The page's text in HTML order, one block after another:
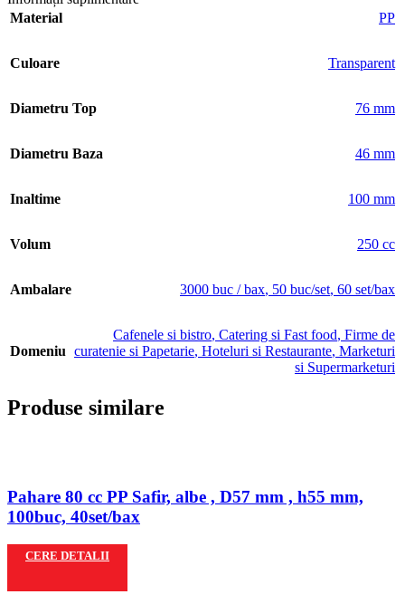
Material
PP
Culoare Transparent
Diametru Top 76 mm
Diametru Baza 46 mm
Inaltime 100 mm
Volum 250 cc
Ambalare 3000 buc / bax, 50 buc/set, 60 set/bax
Domeniu
Cafenele si bistro, Catering si Fast food, Firme de
curatenie si Papetarie, Hoteluri si Restaurante, Marketuri
si Supermarketuri
Produse similare
Pahare 80 cc PP Safir, albe , D57 mm , h55 mm,
100buc, 40set/bax
CERE DETALII